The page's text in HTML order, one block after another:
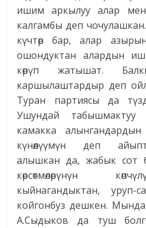
ишим аркылуу алар
калгамбы деп
күчтөр бар, алар
ошондуктан алардын
көрүп жатышат.
каршылаштардыр деп
Туран партиясы да
Ушундай табышмактуу
камакка алынгандардын
күнөөлүүмүн деп
алышкан да, жабык сот
көрсөтмөлөрүнүн
кыйнагандыктан, уруп-
койгонбуз дешкен.
А.Сыдыков да туш